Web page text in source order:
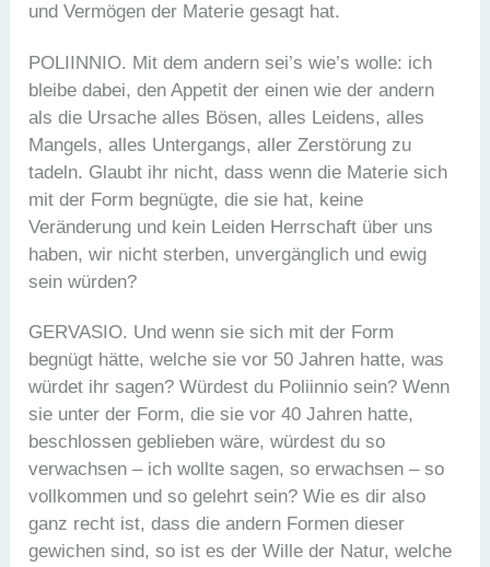
und Vermögen der Materie gesagt hat.
POLIINNIO. Mit dem andern sei’s wie’s wolle: ich
bleibe dabei, den Appetit der einen wie der andern
als die Ursache alles Bösen, alles Leidens, alles
Mangels, alles Untergangs, aller Zerstörung zu
tadeln. Glaubt ihr nicht, dass wenn die Materie sich
mit der Form begnügte, die sie hat, keine
Veränderung und kein Leiden Herrschaft über uns
haben, wir nicht sterben, unvergänglich und ewig
sein würden?
GERVASIO. Und wenn sie sich mit der Form
begnügt hätte, welche sie vor 50 Jahren hatte, was
würdet ihr sagen? Würdest du Poliinnio sein? Wenn
sie unter der Form, die sie vor 40 Jahren hatte,
beschlossen geblieben wäre, würdest du so
verwachsen – ich wollte sagen, so erwachsen – so
vollkommen und so gelehrt sein? Wie es dir also
ganz recht ist, dass die andern Formen dieser
gewichen sind, so ist es der Wille der Natur, welche